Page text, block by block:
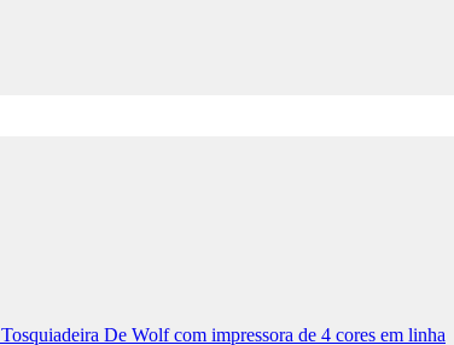
Tosquiadeira De Wolf com impressora de 4 cores em linha